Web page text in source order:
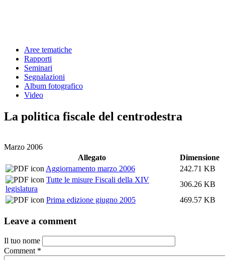
Aree tematiche
Rapporti
Seminari
Segnalazioni
Album fotografico
Video
La politica fiscale del centrodestra
Marzo 2006
Allegato
Dimensione
Aggiornamento marzo 2006
242.71 KB
Tutte le misure Fiscali della XIV
legislatura
306.26 KB
Prima edizione giugno 2005
469.57 KB
Leave a comment
Il tuo nome
Comment *